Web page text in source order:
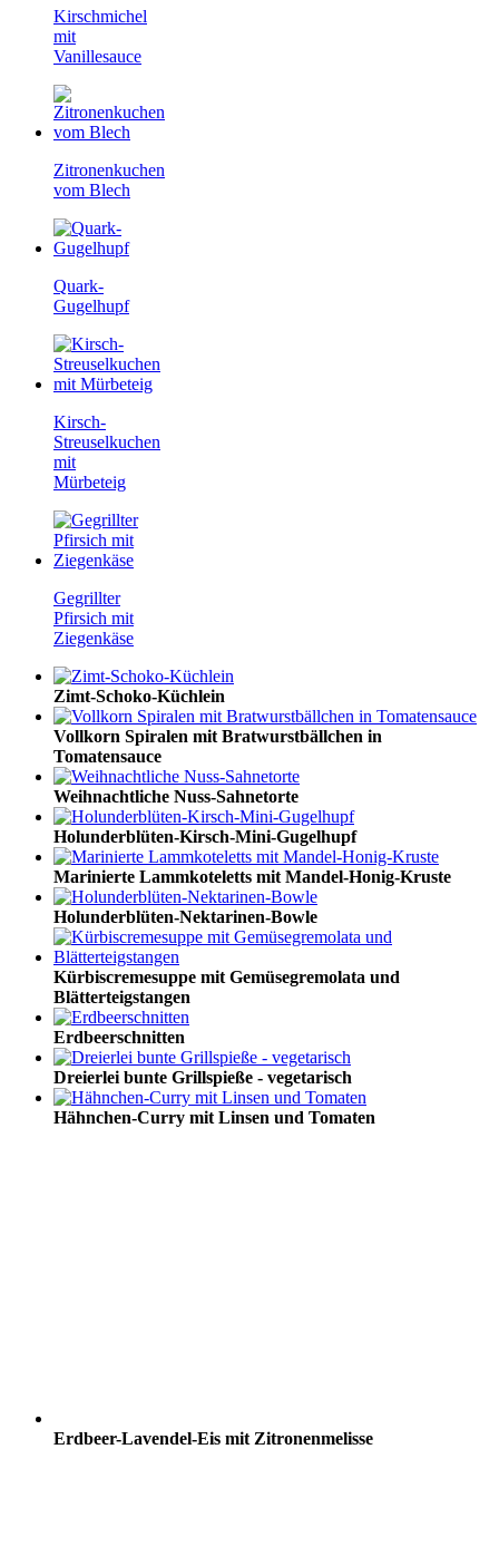
Kirschmichel
mit
Vanillesauce
Zitronenkuchen
vom Blech
Quark-
Gugelhupf
Kirsch-
Streuselkuchen
mit
Mürbeteig
Gegrillter
Pfirsich mit
Ziegenkäse
Zimt-Schoko-Küchlein
Vollkorn Spiralen mit Bratwurstbällchen in
Tomatensauce
Weihnachtliche Nuss-Sahnetorte
Holunderblüten-Kirsch-Mini-Gugelhupf
Marinierte Lammkoteletts mit Mandel-Honig-Kruste
Holunderblüten-Nektarinen-Bowle
Kürbiscremesuppe mit Gemüsegremolata und
Blätterteigstangen
Erdbeerschnitten
Dreierlei bunte Grillspieße - vegetarisch
Hähnchen-Curry mit Linsen und Tomaten
Erdbeer-Lavendel-Eis mit Zitronenmelisse